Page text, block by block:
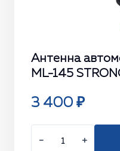
Антенна
ML-145
3 400 ₽
− +